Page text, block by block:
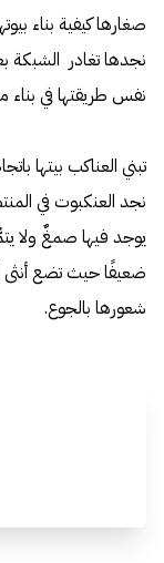
صغارها كيفية بناء
نجدها تغادر الشبكة
نفس طريقتها في بناء
تبني العناكب بيتها
نجد العنكبوت في
يوجد فيها صمغٌ ولا
ضعيفًا حيث تضع أنثى
شعورها بالجوع.